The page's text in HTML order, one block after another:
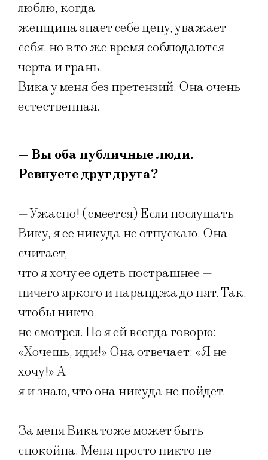
люблю, когда
женщина знает себе цену, уважает
себя, но в то же время соблюдаются
черта и грань.
Вика у меня без претензий. Она очень
естественная.
— Вы оба публичные люди.
Ревнуете друг друга?
— Ужасно! (смеется) Если послушать
Вику, я ее никуда не отпускаю. Она
считает,
что я хочу ее одеть пострашнее —
ничего яркого и паранджа до пят. Так,
чтобы никто
не смотрел. Но я ей всегда говорю:
«Хочешь, иди!» Она отвечает: «Я не
хочу!» А
я и знаю, что она никуда не пойдет.
За меня Вика тоже может быть
спокойна. Меня просто никто не